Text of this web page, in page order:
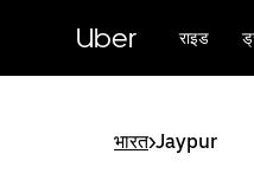
पर
Uber राइड
भारत>Jaypur